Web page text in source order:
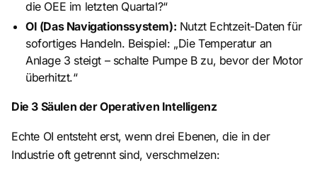
die OEE im letzten Quartal?“
OI (Das Navigationssystem): Nutzt Echtzeit-Daten für
sofortiges Handeln. Beispiel: „Die Temperatur an
Anlage 3 steigt – schalte Pumpe B zu, bevor der Motor
überhitzt.“
Die 3 Säulen der Operativen Intelligenz
Echte OI entsteht erst, wenn drei Ebenen, die in der
Industrie oft getrennt sind, verschmelzen: